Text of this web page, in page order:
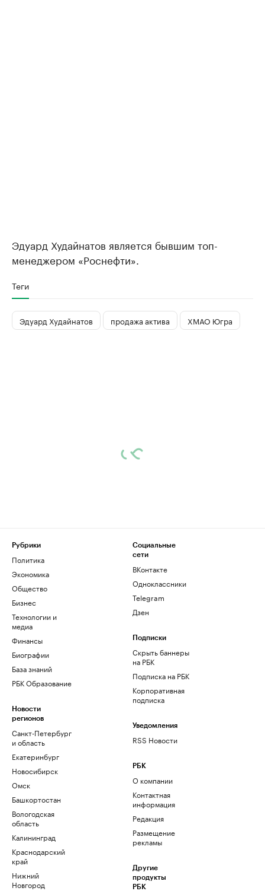
Эдуард Худайнатов является бывшим топ-
менеджером «Роснефти».
Теги
Эдуард Худайнатов продажа актива ХМАО Югра
Рубрики
Политика
Экономика
Общество
Бизнес
Технологии и
медиа
Финансы
Биографии
База знаний
РБК Образование
Новости
регионов
Санкт-Петербург
и область
Екатеринбург
Новосибирск
Омск
Башкортостан
Вологодская
область
Калининград
Краснодарский
край
Нижний
Новгород
Социальные
сети
ВКонтакте
Одноклассники
Telegram
Дзен
Подписки
Скрыть баннеры
на РБК
Подписка на РБК
Корпоративная
подписка
Уведомления
RSS Новости
РБК
О компании
Контактная
информация
Редакция
Размещение
рекламы
Другие
продукты
РБК